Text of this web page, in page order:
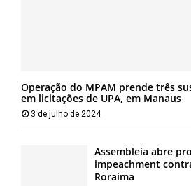
Operação do MPAM prende três
em licitações de UPA, em Manaus
3 de julho de 2024
Assembleia abre
impeachment
Roraima